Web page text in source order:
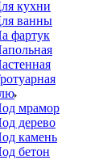
кухни
ванны
фартук
мрамор
дерево
камень
бетон